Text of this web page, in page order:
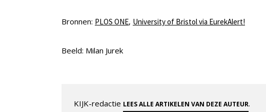
Bronnen: PLOS ONE, University of Bristol via EurekAlert!
Beeld: Milan Jurek
KIJK-redactie LEES ALLE ARTIKELEN VAN DEZE AUTEUR.